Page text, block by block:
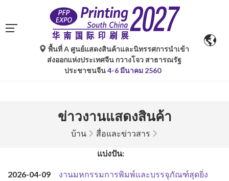
พื้นที่ A ศูนย์แสดงสินค้าและนิทรรศการนำเข้า
ส่งออกแห่งประเทศจีน กวางโจว สาธารณรัฐ
ประชาชนจีน4-6 มีนาคม 2560
ข่าวงานแสดงสินค้า
บ้าน สื่อและข่าวสาร
แบ่งปัน:
2026-04-09
งานมหกรรมการพิมพ์และบรรจุภัณฑ์สุดยิ่ง